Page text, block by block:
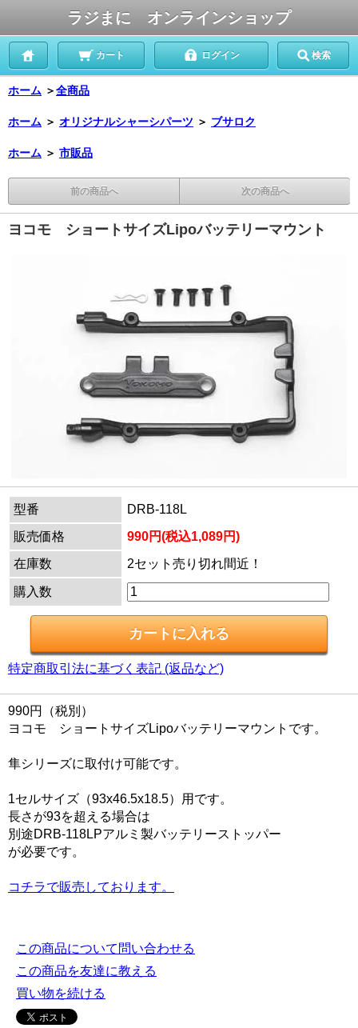
ラジまに オンラインショップ
カート ログイン 検索
ホーム ＞全商品
ホーム ＞ オリジナルシャーシパーツ ＞ ブサロク
ホーム ＞ 市販品
前の商品へ 次の商品へ
ヨコモ ショートサイズLipoバッテリーマウント
型番
DRB-118L
販売価格
990円(税込1,089円)
在庫数
2セット売り切れ間近！
購入数
特定商取引法に基づく表記 (返品など)
990円（税別）
ヨコモ ショートサイズLipoバッテリーマウントです。
隼シリーズに取付け可能です。
1セルサイズ（93x46.5x18.5）用です。
長さが93を超える場合は
別途DRB-118LPアルミ製バッテリーストッパー
が必要です。
コチラで販売しております。
この商品について問い合わせる
この商品を友達に教える
買い物を続ける